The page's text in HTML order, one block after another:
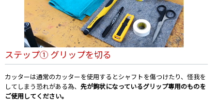
ステップ① グリップを切る
カッターは通常のカッターを使用するとシャフトを傷つけたり、怪我を
してしまう恐れがある為、 先が鉤状になっているグリップ専用のものを
ご使用してください。